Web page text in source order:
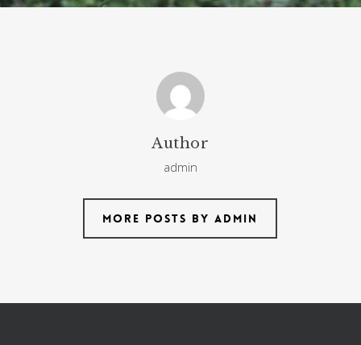
Author
admin
More posts by admin